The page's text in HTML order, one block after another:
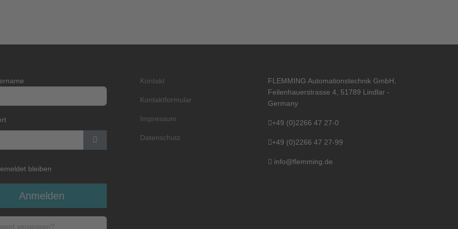
Passwort anzeigen
bleiben
Anmelden
vergessen?
Kontakt
Kontaktformular
Impressum
Datenschutz
FLEMMING Automationstechnik GmbH,
Feilenhauerstrasse 4, 51789 Lindlar -
Germany
+49 (0)2266 47 27-0
+49 (0)2266 47 27-99
info@flemming.de